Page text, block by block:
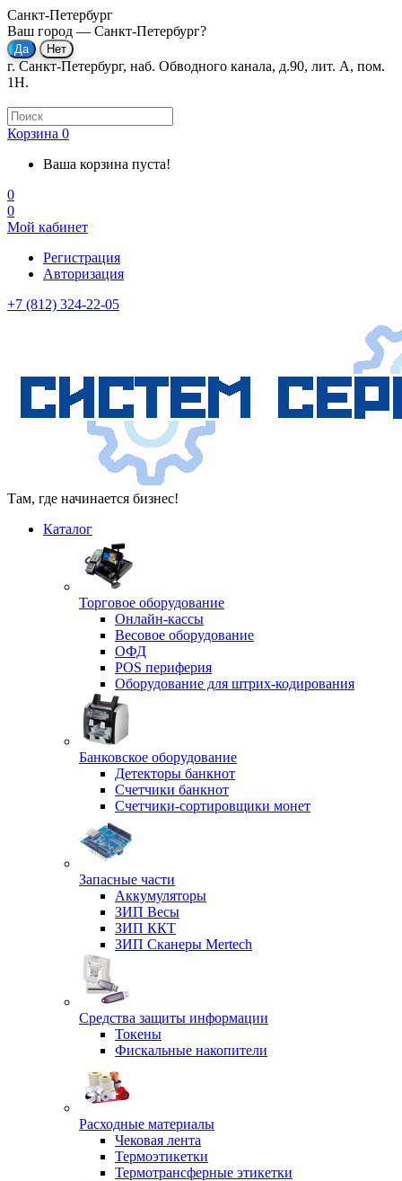
Санкт-Петербург
Ваш город — Санкт-Петербург?
г. Санкт-Петербург, наб. Обводного канала, д.90, лит. А, пом.
1Н.
Корзина 0
Ваша корзина пуста!
0
0
Мой кабинет
Регистрация
Авторизация
+7 (812) 324-22-05
Там, где начинается бизнес!
Каталог
Торговое оборудование
Онлайн-кассы
Весовое оборудование
ОФД
POS периферия
Оборудование для штрих-кодирования
Банковское оборудование
Детекторы банкнот
Счетчики банкнот
Счетчики-сортировщики монет
Запасные части
Аккумуляторы
ЗИП Весы
ЗИП ККТ
ЗИП Сканеры Mertech
Средства защиты информации
Токены
Фискальные накопители
Расходные материалы
Чековая лента
Термоэтикетки
Термотрансферные этикетки